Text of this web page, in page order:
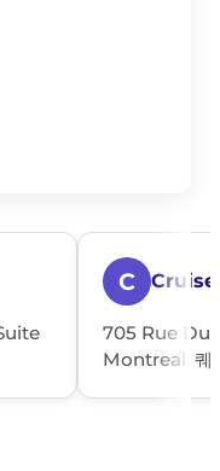
C
705 Rue
Montreal, 퀘